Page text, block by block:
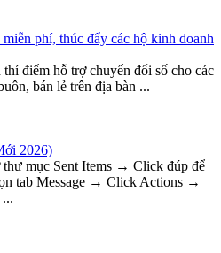
phí, thúc đẩy các hộ kinh doanh
điểm hỗ trợ chuyển đổi số cho các
bán lẻ trên địa bàn ...
2026)
mục Sent Items → Click đúp để
tab Message → Click Actions →